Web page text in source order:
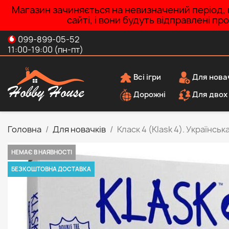
Магазин зачиняється на невизначений
сайті, і вони будуть відправлені
099-899-05-52
11:00-19:00 (пн-пт)
Всі ігри
Для
Дорожні
Для двох
Головна Для новачків Класк 4 (Klask 4).
НЕМАЄ В НАЯВНОСТІ
БЕЗКОШТОВНА ДОСТАВКА